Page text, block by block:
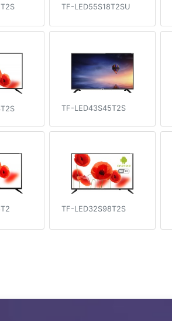
TF-LED55S18T2SU
TF-LED43S45T2S
TF-LED32S98T2S